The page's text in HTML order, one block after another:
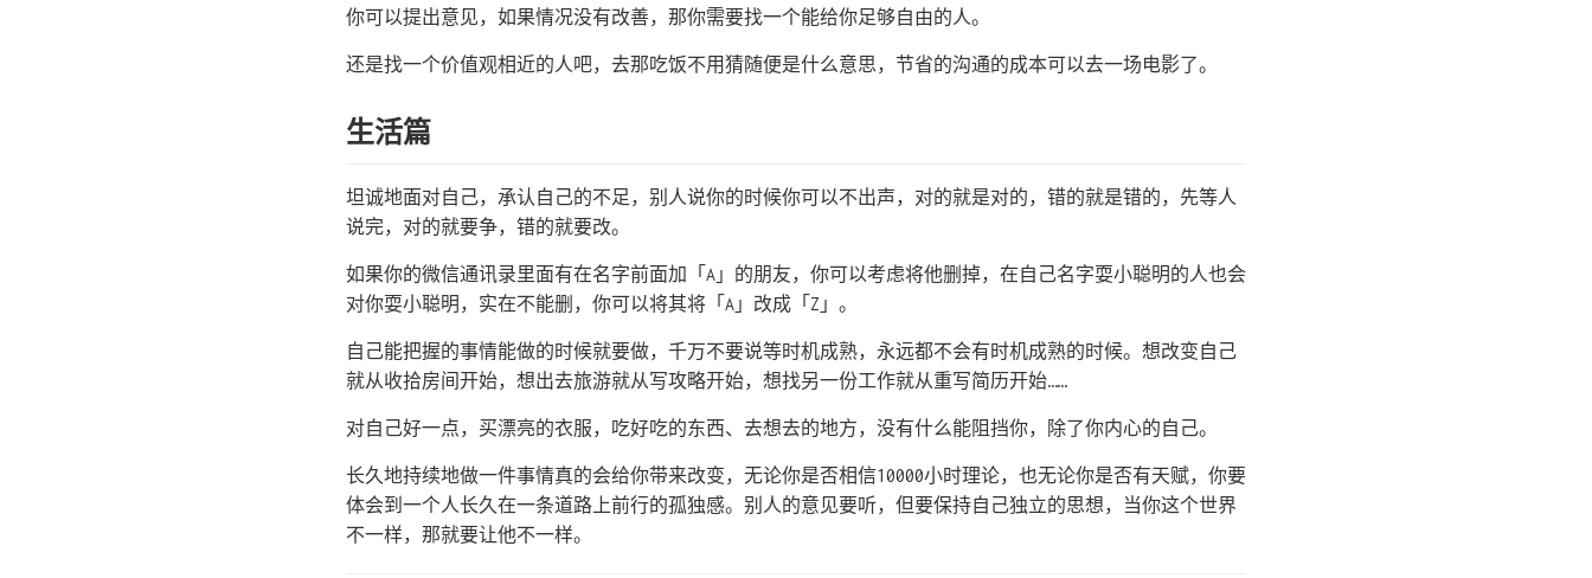
你可以提出意见，如果情况没有改善，那你需要找一个能给你足够自由的人。
还是找一个价值观相近的人吧，去那吃饭不用猜随便是什么意思，节省的沟通的成本可以去一场电影了。
生活篇
坦诚地面对自己，承认自己的不足，别人说你的时候你可以不出声，对的就是对的，错的就是错的，先等人
说完，对的就要争，错的就要改。
如果你的微信通讯录里面有在名字前面加「A」的朋友，你可以考虑将他删掉，在自己名字耍小聪明的人也会
对你耍小聪明，实在不能删，你可以将其将「A」改成「Z」。
自己能把握的事情能做的时候就要做，千万不要说等时机成熟，永远都不会有时机成熟的时候。想改变自己
就从收拾房间开始，想出去旅游就从写攻略开始，想找另一份工作就从重写简历开始……
对自己好一点，买漂亮的衣服，吃好吃的东西、去想去的地方，没有什么能阻挡你，除了你内心的自己。
长久地持续地做一件事情真的会给你带来改变，无论你是否相信10000小时理论，也无论你是否有天赋，你要
体会到一个人长久在一条道路上前行的孤独感。别人的意见要听，但要保持自己独立的思想，当你这个世界
不一样，那就要让他不一样。